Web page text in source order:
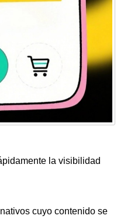
la visibilidad
cuyo contenido se